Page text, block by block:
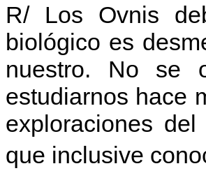
R/ Los Ovnis
biológico es
nuestro. No se
estudiarnos hace
exploraciones
que inclusive